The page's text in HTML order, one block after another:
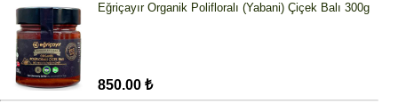
Eğriçayır Organik Polifloralı (Yabani) Çiçek Balı 300g
850.00 ₺